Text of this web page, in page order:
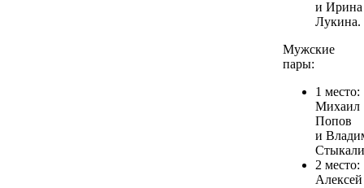
и Ирина
Лукина.
Мужские
пары:
1 место:
Михаил
Попов
и
2 место:
Алексей